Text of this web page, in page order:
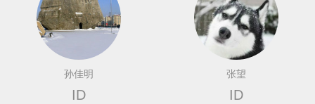
孙佳明
ID
张望
ID